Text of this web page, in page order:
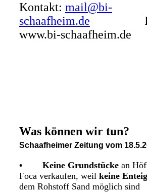
Kontakt: mail@bi-
schaafheim.de
www.bi-schaafheim.de
Was können wir tun?
Schaafheimer Zeitung vom
• Keine Grundstückean
Foca verkaufen, weil keine
dem Rohstoff Sand möglich sind